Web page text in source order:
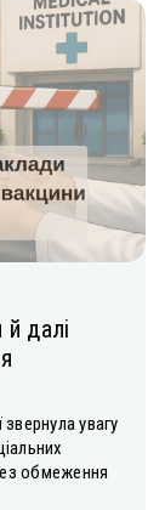
далі
увагу
обмеження